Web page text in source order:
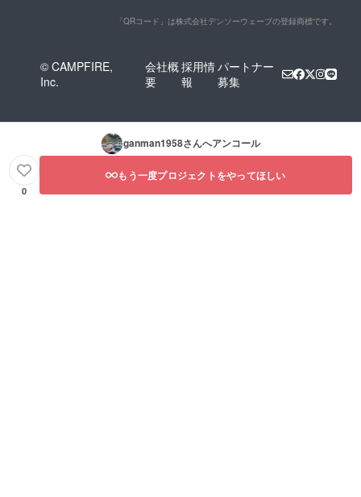
「QRコード」は株式会社デンソーウェーブの登録商標です。
© CAMPFIRE,
Inc.
会社概
要
採用情
報
パートナー
募集
ganman1958さんへアンコール
0
もう一度プロジェクトをやってほしい